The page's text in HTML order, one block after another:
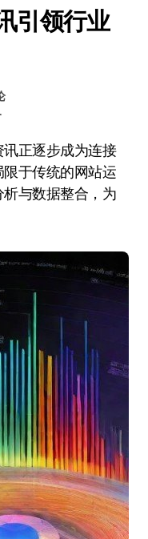
引领行业
于传统的网站运
与数据整合，为